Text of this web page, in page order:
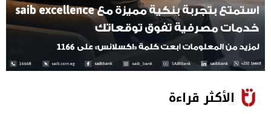
الأكثر قراءة